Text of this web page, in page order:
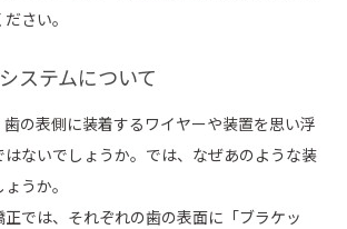
さい。
ステムについて
の表側に装着するワイヤーや装置を思い浮
ないでしょうか。では、なぜあのような装
うか。
では、それぞれの歯の表面に「ブラケッ